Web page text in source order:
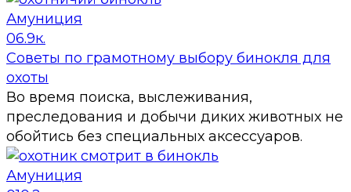
Амуниция
06.9к.
Советы по грамотному выбору бинокля для
охоты
Во время поиска, выслеживания,
преследования и добычи диких животных не
обойтись без специальных аксессуаров.
Амуниция